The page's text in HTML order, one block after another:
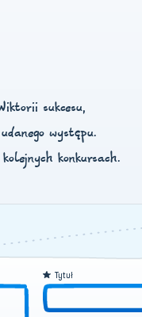
sukcesu,
występu.
konkursach.
Tytuł